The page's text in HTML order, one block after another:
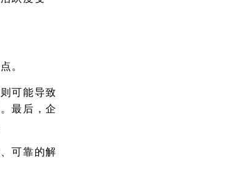
。
可能导致
最后，企
可靠的解